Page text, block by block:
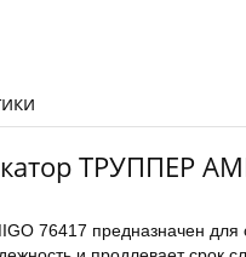
ТРУППЕР
76417 предназначен для